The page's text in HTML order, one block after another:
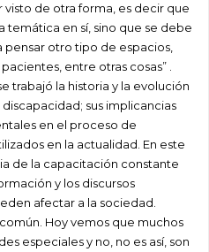
de otra forma, es decir que
temática en sí, sino que se debe
otro tipo de espacios,
entre otras cosas” .
trabajó la historia y la evolución
sus implicancias
en el proceso de
en la actualidad. En este
de la capacitación constante
y los discursos
afectar a la sociedad.
Hoy vemos que muchos
especiales y no, no es así, son